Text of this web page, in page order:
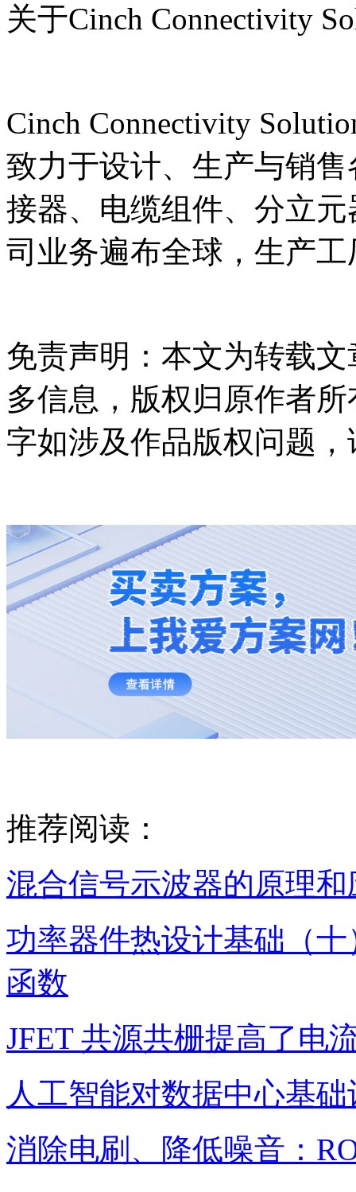
关于Cinch Connectivity
Cinch Connectivity
致力于设计、生产与销
接器、电缆组件、分立
司业务遍布全球，生产
免责声明：本文为转载
多信息，版权归原作者
字如涉及作品版权问题
推荐阅读：
混合信号示波器的原理和
功率器件热设计基础（
函数
JFET 共源共栅提高了电
人工智能对数据中心基
消除电刷、降低噪音：